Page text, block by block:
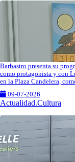
Barbastro presenta su
como protagonista y con
en la Plaza Candelera,
09-07-2026
Actualidad.Cultura